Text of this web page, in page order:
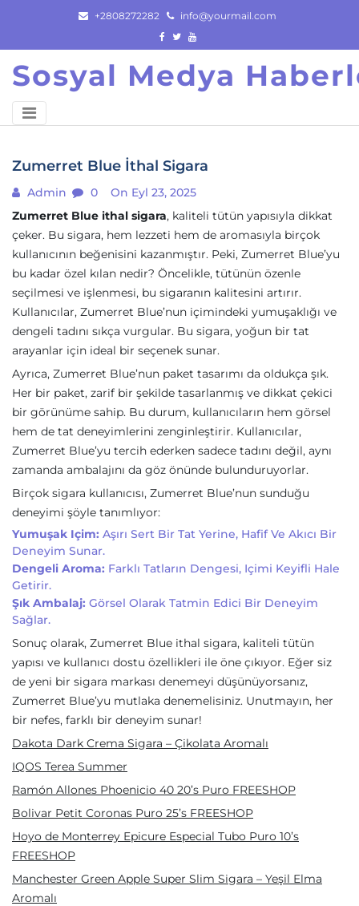
content
+2808272282 info@yourmail.com
Sosyal Medya
Zumerret Blue İthal Sigara
Admin 0
On Eyl 23, 2025
Zumerret Blue ithal sigara, kaliteli tütün yapısıyla dikkat
çeker. Bu sigara, hem lezzeti hem de aromasıyla birçok
kullanıcının beğenisini kazanmıştır. Peki, Zumerret Blue’yu
bu kadar özel kılan nedir? Öncelikle, tütünün özenle
seçilmesi ve işlenmesi, bu sigaranın kalitesini artırır.
Kullanıcılar, Zumerret Blue’nun içimindeki yumuşaklığı ve
dengeli tadını sıkça vurgular. Bu sigara, yoğun bir tat
arayanlar için ideal bir seçenek sunar.
Ayrıca, Zumerret Blue’nun paket tasarımı da oldukça şık.
Her bir paket, zarif bir şekilde tasarlanmış ve dikkat çekici
bir görünüme sahip. Bu durum, kullanıcıların hem görsel
hem de tat deneyimlerini zenginleştirir. Kullanıcılar,
Zumerret Blue’yu tercih ederken sadece tadını değil, aynı
zamanda ambalajını da göz önünde bulunduruyorlar.
Birçok sigara kullanıcısı, Zumerret Blue’nun sunduğu
deneyimi şöyle tanımlıyor:
Yumuşak Içim: Aşırı Sert Bir Tat Yerine, Hafif Ve Akıcı Bir
Deneyim Sunar.
Dengeli Aroma: Farklı Tatların Dengesi, Içimi Keyifli Hale
Getirir.
Şık Ambalaj: Görsel Olarak Tatmin Edici Bir Deneyim
Sağlar.
Sonuç olarak, Zumerret Blue ithal sigara, kaliteli tütün
yapısı ve kullanıcı dostu özellikleri ile öne çıkıyor. Eğer siz
de yeni bir sigara markası denemeyi düşünüyorsanız,
Zumerret Blue’yu mutlaka denemelisiniz. Unutmayın, her
bir nefes, farklı bir deneyim sunar!
Dakota Dark Crema Sigara – Çikolata Aromalı
IQOS Terea Summer
Ramón Allones Phoenicio 40 20’s Puro FREESHOP
Bolivar Petit Coronas Puro 25’s FREESHOP
Hoyo de Monterrey Epicure Especial Tubo Puro 10’s
FREESHOP
Manchester Green Apple Super Slim Sigara – Yeşil Elma
Aromalı